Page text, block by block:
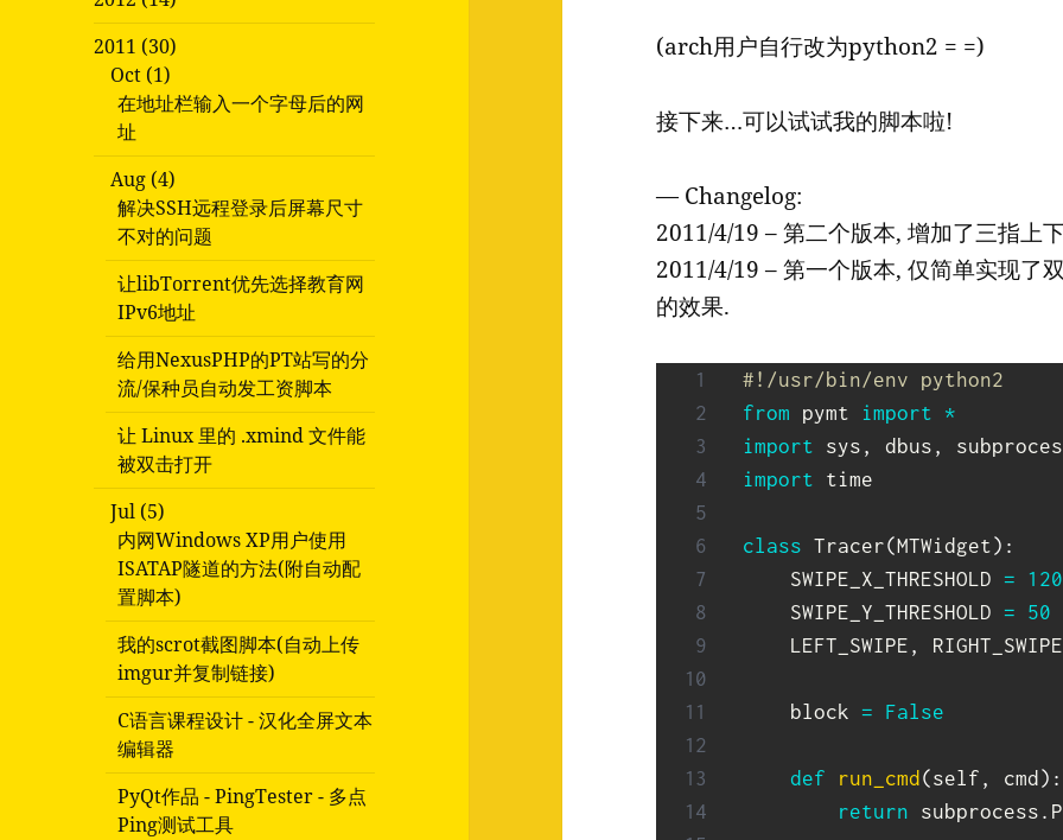
2011 (30)
Oct (1)
在地址栏输入一个字母后的网
址
Aug (4)
解决SSH远程登录后屏幕尺寸
不对的问题
让libTorrent优先选择教育网
IPv6地址
给用NexusPHP的PT站写的分
流/保种员自动发工资脚本
让 Linux 里的 .xmind 文件能
被双击打开
Jul (5)
内网Windows XP用户使用
ISATAP隧道的方法(附自动配
置脚本)
我的scrot截图脚本(自动上传
imgur并复制链接)
C语言课程设计 - 汉化全屏文本
编辑器
PyQt作品 - PingTester - 多点
Ping测试工具
(arch用户自行改为python2 = =)
接下来…可以试试我的脚本啦!
— Changelog:
2011/4/19 – 第二个版本, 增加了三指上
2011/4/19 – 第一个版本, 仅简单实现了
的效果.
#!/usr/bin/env python2
from pymt import *
import sys , dbus ,
import time
class Tracer(MTWidget) :
    SWIPE_X_THRESHOLD
=
120
    SWIPE_Y_THRESHOLD
= 50
    LEFT_SWIPE
, RIGHT_SWIPE
    block
= False
def run_cmd(self , cmd) :
return subprocess .